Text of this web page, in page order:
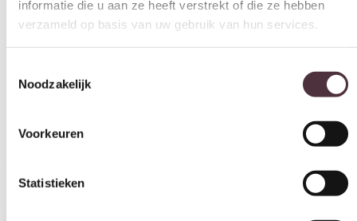
Toestemmingsselectie
Noodzakelijk
Voorkeuren
Statistieken
Marketing
2 jaar CBW